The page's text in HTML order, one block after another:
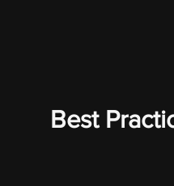
Best